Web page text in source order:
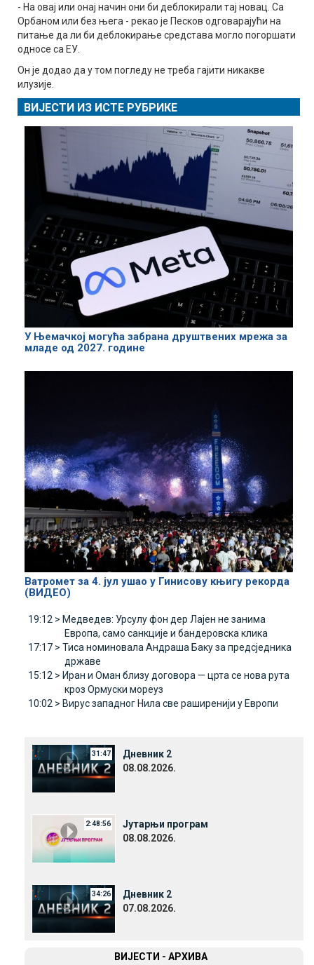
- На овај или онај начин они би деблокирали тај новац. Са
Орбаном или без њега - рекао је Песков одговарајући на
питање да ли би деблокирање средстава могло погоршати
односе са ЕУ.
Он је додао да у том погледу не треба гајити никакве
илузије.
ВИЈЕСТИ ИЗ ИСТЕ РУБРИКЕ
У Њемачкој могућа забрана друштвених мрежа за
младе од 2027. године
Ватромет за 4. јул ушао у Гинисову књигу рекорда
(ВИДЕО)
19:12 > Медведев: Урсулу фон дер Лајен не занима
Европа, само санкције и бандеровска клика
17:17 > Тиса номиновала Андраша Баку за предсједника
државе
15:12 > Иран и Оман близу договора — црта се нова рута
кроз Ормуски мореуз
10:02 > Вирус западног Нила све раширенији у Европи
31:47
Дневник 2
08.08.2026.
2:48:56
Јутарњи програм
08.08.2026.
34:26
Дневник 2
07.08.2026.
ВИЈЕСТИ - АРХИВА